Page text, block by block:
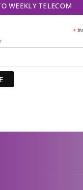
WEEKLY TELECOM
*